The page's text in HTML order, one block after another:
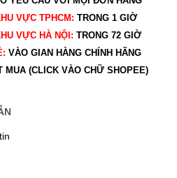
VỰC TPHCM: TRONG 1 GIỜ
VỰC HÀ NỘI: TRONG 72 GIỜ
VÀO GIAN HÀNG CHÍNH HÃNG
(CLICK VÀO CHỮ SHOPEE)